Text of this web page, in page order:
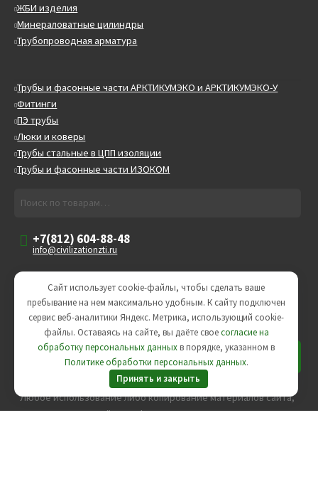
ЖБИ изделия
Минераловатные цилиндры
Трубопроводная арматура
Трубы и фасонные части АРКТИКУМЭКО и АРКТИКУМЭКО-У
Фитинги
ПЭ трубы
Люки и коверы
Трубы стальные в ЦПП изоляции
Трубы и фасонные части ИЗОКОМ
+7(812) 604-88-48
info@civilizationzti.ru
8-800-302-86-80
(Звонок бесплатный)
Пн-Пт
09:00-18:00
Любое использование либо копирование материалов сайта,
элементов дизайна и оформления допускается лишь с
Сайт использует cookie-файлы, чтобы сделать ваше
пребывание на нем максимально удобным. К cайту подключен
сервис веб-аналитики Яндекс. Метрика, использующий cookie-
файлы. Оставаясь на сайте, вы даёте своесогласие на
обработку персональных данныхв порядке, указанном в
Политике обработки персональных данных.
Принять и закрыть